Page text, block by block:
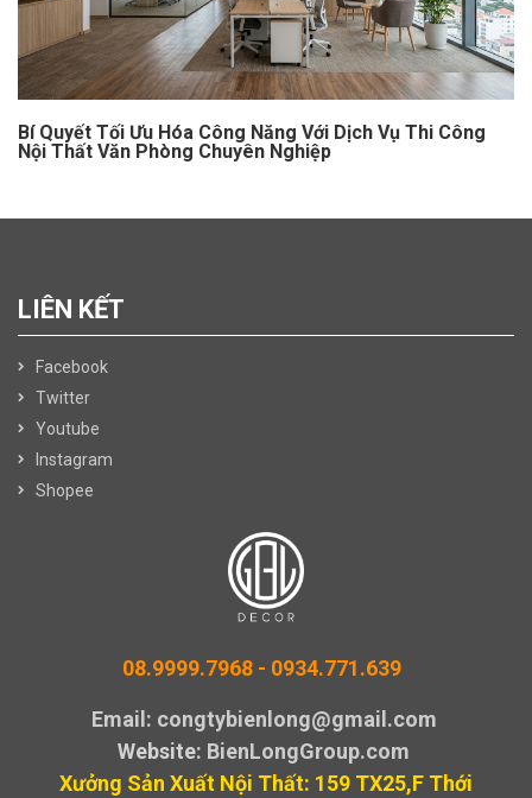
Bí Quyết Tối Ưu Hóa Công Năng Với Dịch Vụ Thi Công
Nội Thất Văn Phòng Chuyên Nghiệp
LIÊN KẾT
Facebook
Twitter
Youtube
Instagram
Shopee
08.9999.7968 - 0934.771.639
Email: congtybienlong@gmail.com
Website: BienLongGroup.com
Xưởng Sản Xuất Nội Thất: 159 TX25,F Thới